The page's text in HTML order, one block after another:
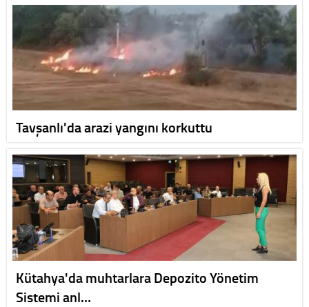
Tavşanlı'da arazi yangını korkuttu
Kütahya'da muhtarlara Depozito Yönetim
Sistemi anl…